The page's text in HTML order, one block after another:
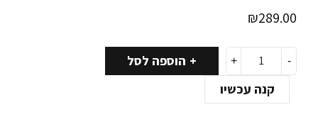
₪289.00
הוספה לסל
קנה עכשיו